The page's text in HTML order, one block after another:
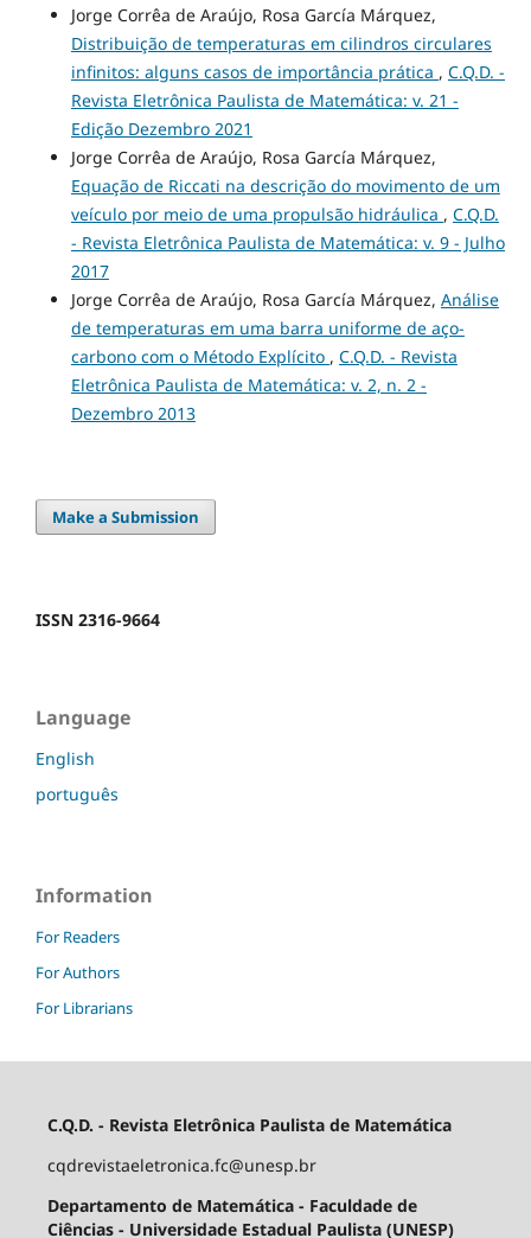
Jorge Corrêa de Araújo, Rosa García Márquez,
Distribuição de temperaturas em cilindros circulares
infinitos: alguns casos de importância prática , C.Q.D. -
Revista Eletrônica Paulista de Matemática: v. 21 -
Edição Dezembro 2021
Jorge Corrêa de Araújo, Rosa García Márquez,
Equação de Riccati na descrição do movimento de um
veículo por meio de uma propulsão hidráulica , C.Q.D.
- Revista Eletrônica Paulista de Matemática: v. 9 - Julho
2017
Jorge Corrêa de Araújo, Rosa García Márquez, Análise
de temperaturas em uma barra uniforme de aço-
carbono com o Método Explícito , C.Q.D. - Revista
Eletrônica Paulista de Matemática: v. 2, n. 2 -
Dezembro 2013
Make a Submission
ISSN 2316-9664
Language
English
português
Information
For Readers
For Authors
For Librarians
C.Q.D. - Revista Eletrônica Paulista de Matemática
cqdrevistaeletronica.fc@unesp.br
Departamento de Matemática - Faculdade de
Ciências - Universidade Estadual Paulista (UNESP)